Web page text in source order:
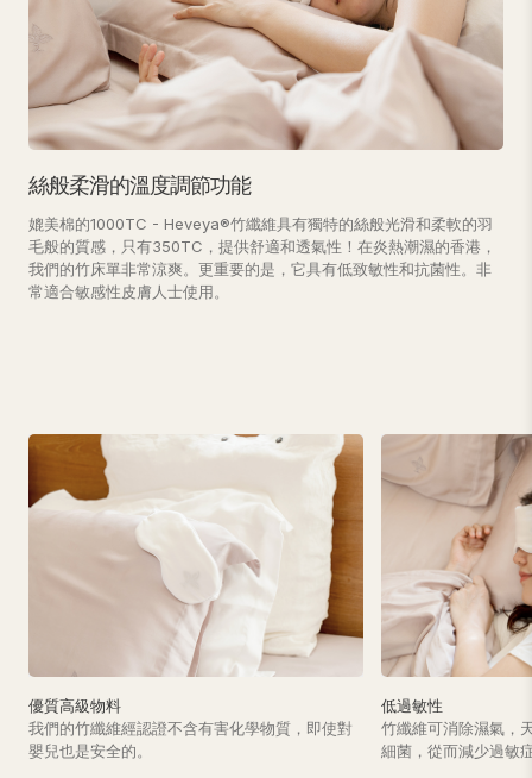
絲般柔滑的溫度調節功能
媲美棉的1000TC - Heveya®竹纖維具有獨特的絲般光滑和柔軟的羽
毛般的質感，只有350TC，提供舒適和透氣性！在炎熱潮濕的香港，
我們的竹床單非常涼爽。更重要的是，它具有低致敏性和抗菌性。非
常適合敏感性皮膚人士使用。
優質高級物料
我們的竹纖維經認證不含有害化學物質，即使對
嬰兒也是安全的。
低過敏性
竹纖維可消除濕氣，
細菌，從而減少過敏